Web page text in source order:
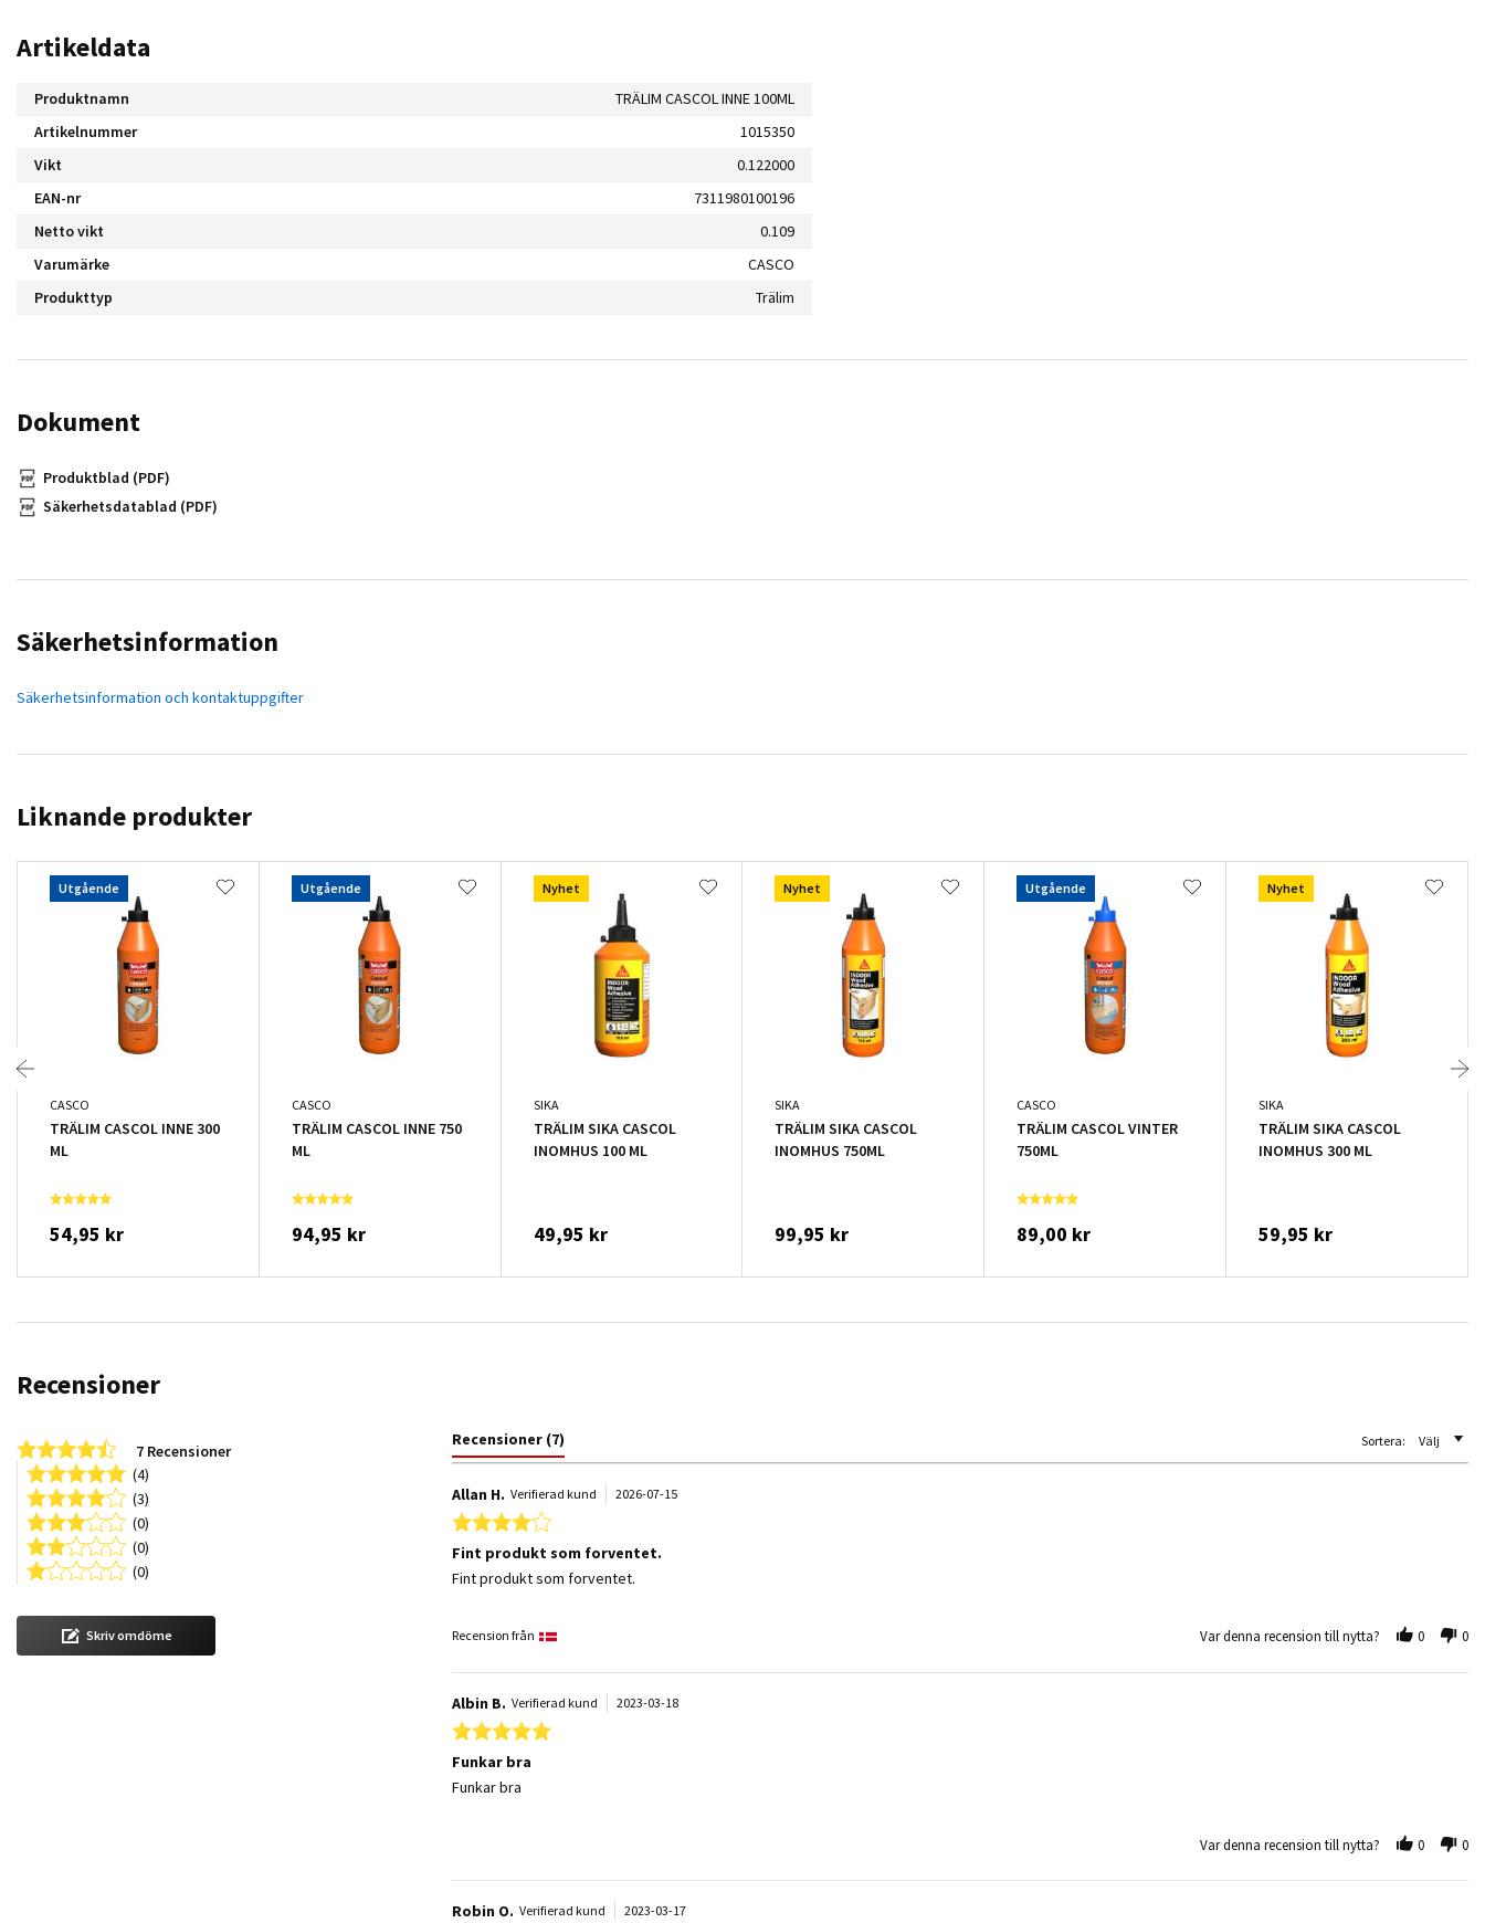
Artikeldata
Produktnamn
TRÄLIM CASCOL INNE 100ML
Artikelnummer
1015350
Vikt
0.122000
EAN-nr
7311980100196
Netto vikt
0.109
Varumärke
CASCO
Produkttyp
Trälim
Dokument
Produktblad (PDF)
Säkerhetsdatablad (PDF)
Säkerhetsinformation
Säkerhetsinformation och kontaktuppgifter
Liknande produkter
Utgående
CASCO
TRÄLIM CASCOL INNE 300
ML
54,95 kr
Utgående
CASCO
TRÄLIM CASCOL INNE 750
ML
94,95 kr
Nyhet
SIKA
TRÄLIM SIKA CASCOL
INOMHUS 100 ML
49,95 kr
Nyhet
SIKA
TRÄLIM SIKA CASCOL
INOMHUS 750ML
99,95 kr
Utgående
CASCO
TRÄLIM CASCOL VINTER
750ML
89,00 kr
Nyhet
SIKA
TRÄLIM SIKA CASCOL
INOMHUS 300 ML
59,95 kr
Recensioner
4.6 star rating
7 Recensioner
(4)
(3)
(0)
(0)
(0)
Skriv omdöme
Recensioner (7) Sortera: Välj
Allan H. Verifierad kund
4.0 star rating
2026-07-15
Fint produkt som forventet.
Review by Allan H. on 15 Jul 2026
review stating Fint produkt som forventet.
Fint produkt som forventet.
Recension från Var denna recension till nytta? 0 0
Albin B. Verifierad kund
5.0 star rating
2023-03-18
Funkar bra
Review by Albin B. on 18 Mar 2023
review stating Funkar bra
Funkar bra
Var denna recension till nytta? 0 0
Robin O. Verifierad kund 2023-03-17